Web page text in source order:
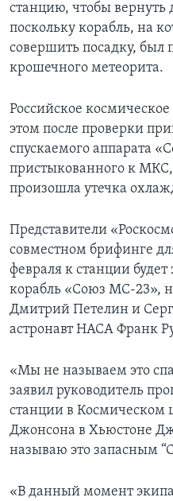
станцию, чтобы вернуть
поскольку корабль, на
совершить посадку, был
крошечного метеорита.
Российское космическое
этом после проверки
спускаемого аппарата
пристыкованного к
произошла утечка
Представители
совместном брифинге
февраля к станции
корабль «Союз МС-23»,
Дмитрий Петелин и
астронавт НАСА Франк
«Мы не называем это
заявил руководитель
станции в
Джонсона в Хьюстоне
называю это запасным
«В данный момент